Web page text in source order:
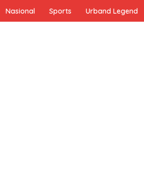
Nasional Sports Urband Legend